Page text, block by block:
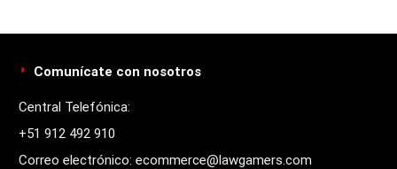
Comunícate con nosotros
Central Telefónica:
+51 912 492 910
Correo electrónico: ecommerce@lawgamers.com